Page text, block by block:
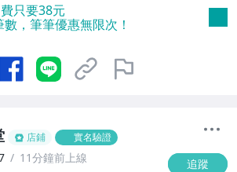
只要38元
，筆筆優惠無限次！
店鋪 實名驗證
11分鐘前上線 追蹤